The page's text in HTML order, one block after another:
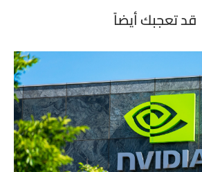
قد تعجبك أيضاً